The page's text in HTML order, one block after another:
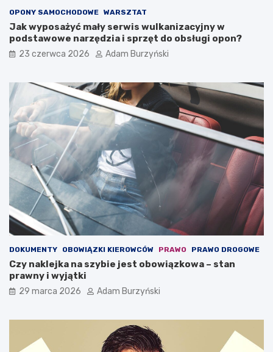
i
e
a
z
y
–
j
a
k
i
ę
h
o
w
ć
?
p
a
i
ę
a
ć
w
y
b
e
r
c
w
a
s
z
t
a
OPONY SAMOCHODOWE WARSZTAT
Jak wyposażyć mały serwis wulkanizacyjny w
podstawowe narzędzia i sprzęt do obsługi opon?
23 czerwca 2026 Adam Burzyński
DOKUMENTY OBOWIĄZKI KIEROWCÓW PRAWO PRAWO DROGOWE
Czy naklejka na szybie jest obowiązkowa – stan
prawny i wyjątki
29 marca 2026 Adam Burzyński